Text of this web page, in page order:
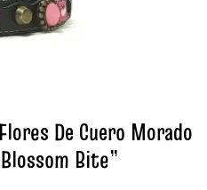
De Cuero Morado
Bite”